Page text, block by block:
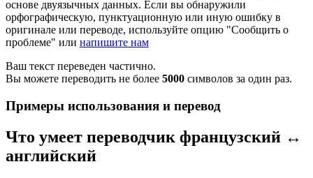
основе двуязычных данных. Если вы обнаружили
орфографическую, пунктуационную или иную ошибку в
оригинале или переводе, используйте опцию "Сообщить о
проблеме" или напишите нам
Ваш текст переведен частично.
Вы можете переводить не более 5000 символов за один раз.
Примеры использования и перевод
Что умеет переводчик французский ↔
английский